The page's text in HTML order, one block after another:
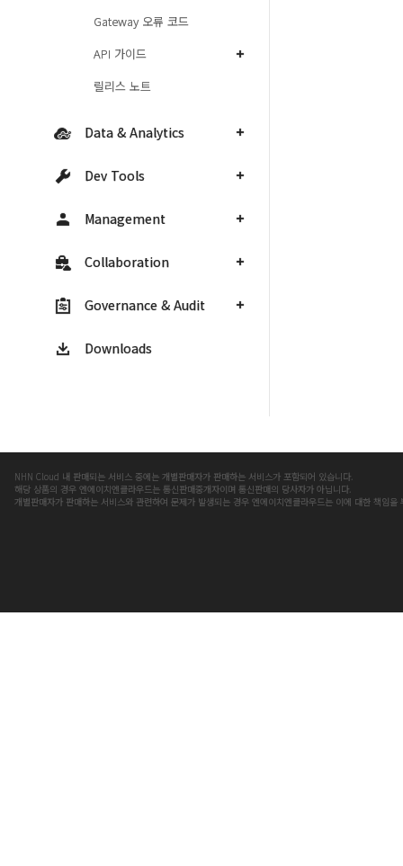
Gateway 오류 코드
API 가이드
릴리스 노트
Data & Analytics
Dev Tools
Management
Collaboration
Governance & Audit
Downloads
NHN Cloud 내 판매되는 서비스 중에는 개별판매자가 판매하는 서비스가 포함되어 있습니다.
해당 상품의 경우 엔에이치엔클라우드는 통신판매중개자이며 통신판매의 당사자가 아닙니다.
개별판매자가 판매하는 서비스와 관련하여 문제가 발생되는 경우 엔에이치엔클라우드는 이에 대한 책임을